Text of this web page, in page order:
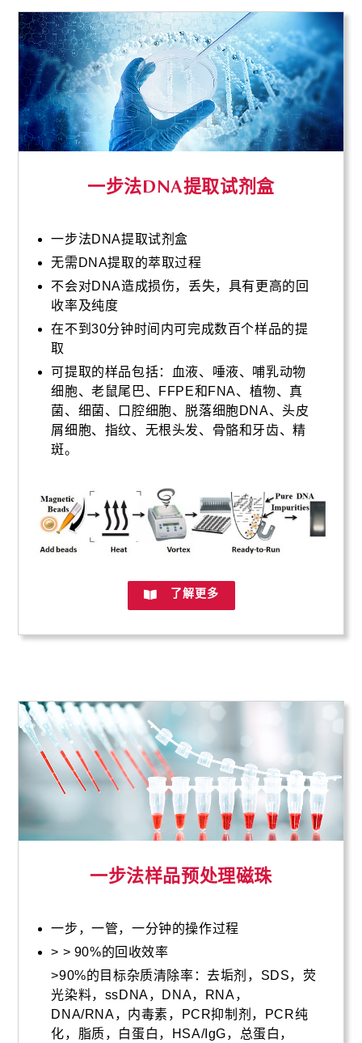
一步法DNA提取试剂盒
一步法DNA提取试剂盒
无需DNA提取的萃取过程
不会对DNA造成损伤，丢失，具有更高的回
收率及纯度
在不到30分钟时间内可完成数百个样品的提
取
可提取的样品包括：血液、唾液、哺乳动物
细胞、老鼠尾巴、FFPE和FNA、植物、真
菌、细菌、口腔细胞、脱落细胞DNA、头皮
屑细胞、指纹、无根头发、骨骼和牙齿、精
斑。
了解更多
一步法样品预处理磁珠
一步，一管，一分钟的操作过程
> > 90%的回收效率
>90%的目标杂质清除率：去垢剂，SDS，荧
光染料，ssDNA，DNA，RNA，
DNA/RNA，内毒素，PCR抑制剂，PCR纯
化，脂质，白蛋白，HSA/IgG，总蛋白，